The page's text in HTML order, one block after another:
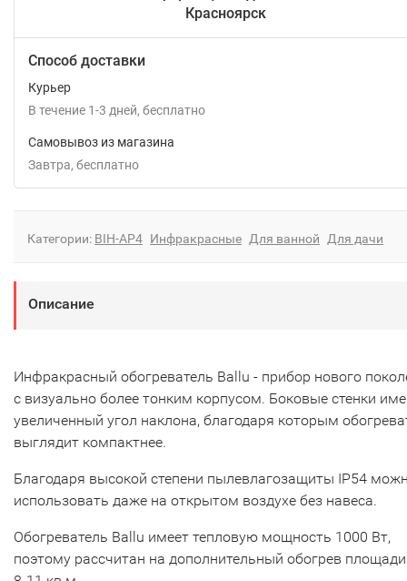
Красноярск
Способ доставки
Курьер
В течение 1-3 дней Бесплатно
Самовывоз из магазина
Завтра
Бесплатно
Категории: BIH-AP4 Инфракрасные Для ванной Для дачи
Описание
Инфракрасный обогреватель Ballu - прибор нового
с визуально более тонким корпусом. Боковые стенки
увеличенный угол наклона, благодаря которым
выглядит компактнее.
Благодаря высокой степени пылевлагозащиты IP54
использовать даже на открытом воздухе без навеса.
Обогреватель Ballu имеет тепловую мощность 1000 Вт,
поэтому рассчитан на дополнительный обогрев